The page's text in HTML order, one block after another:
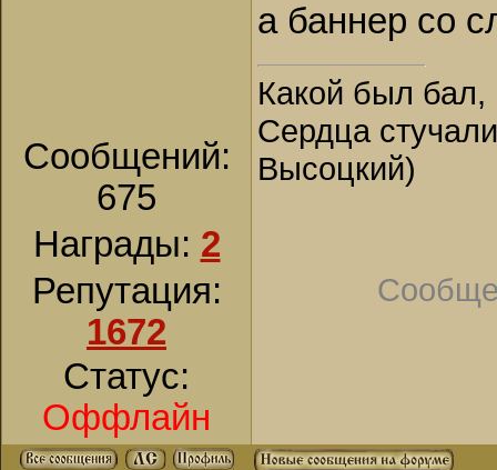
Сообщений:
675
Награды: 2
Репутация:
1672
Статус:
Оффлайн
а баннер со
Какой был бал,
Сердца
Высоцкий)